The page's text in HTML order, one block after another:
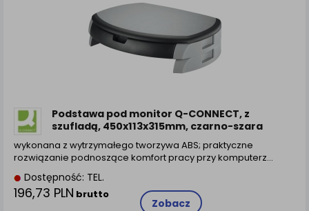
Podstawa pod monitor Q-CONNECT, z
szufladą, 450x113x315mm, czarno-szara
wykonana z wytrzymałego tworzywa ABS; praktyczne
rozwiązanie podnoszące komfort pracy przy komputerz...
Dostępność: TEL.
196,73 PLN brutto
Zobacz